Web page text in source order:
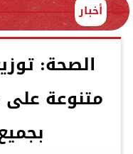
أخبار
متنوعة